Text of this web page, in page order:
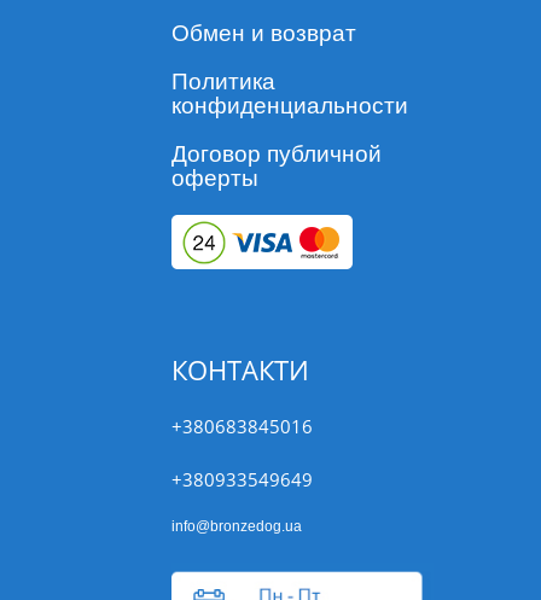
Обмен и возврат
Политика
конфиденциальности
Договор публичной
оферты
КОНТАКТИ
+380683845016
+380933549649
info@bronzedog.ua